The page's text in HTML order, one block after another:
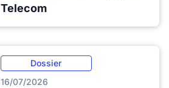
Telecom
Dossier
16/07/2026